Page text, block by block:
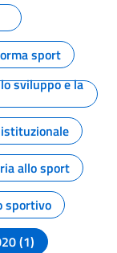
sport
sviluppo e la
allo sport
sportivo
(1)